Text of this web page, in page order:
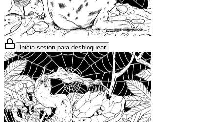
Inicia sesión para desbloquear